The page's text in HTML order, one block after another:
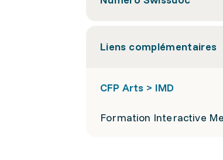
Liens complémentaires
CFP Arts > IMD
Formation Interactive